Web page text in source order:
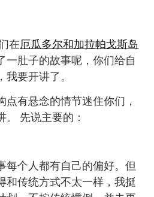
在厄瓜多尔和加拉帕戈斯岛
一肚子的故事呢，你们给自
要开讲了。
有悬念的情节迷住你们，
先说主要的：
每个人都有自己的偏好。但
和传统方式不太一样，我挺